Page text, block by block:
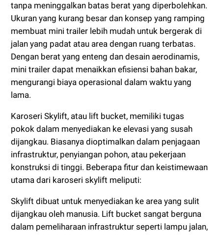
tanpa meninggalkan batas berat yang diperbolehkan.
Ukuran yang kurang besar dan konsep yang ramping
membuat mini trailer lebih mudah untuk bergerak di
jalan yang padat atau area dengan ruang terbatas.
Dengan berat yang enteng dan desain aerodinamis,
mini trailer dapat menaikkan efisiensi bahan bakar,
mengurangi biaya operasional dalam waktu yang
lama.
Karoseri Skylift, atau lift bucket, memiliki tugas
pokok dalam menyediakan ke elevasi yang susah
dijangkau. Biasanya dioptimalkan dalam penjagaan
infrastruktur, penyiangan pohon, atau pekerjaan
konstruksi di tinggi. Beberapa fitur dan keistimewaan
utama dari karoseri skylift meliputi:
Skylift dibuat untuk menyediakan ke area yang sulit
dijangkau oleh manusia. Lift bucket sangat berguna
dalam pemeliharaan infrastruktur seperti lampu jalan,